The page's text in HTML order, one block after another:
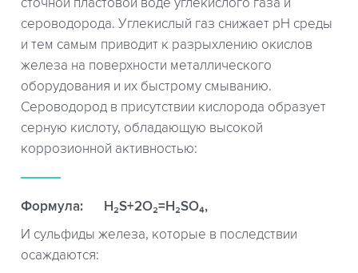
сточной пластовой воде углекислого газа и
сероводорода. Углекислый газ снижает рН среды
и тем самым приводит к разрыхлению окислов
железа на поверхности металлического
оборудования и их быстрому смыванию.
Сероводород в присутствии кислорода образует
серную кислоту, обладающую высокой
коррозионной активностью:
Формула:
H₂S+2O₂=H₂SO₄,
И сульфиды железа, которые в последствии
осаждаются: